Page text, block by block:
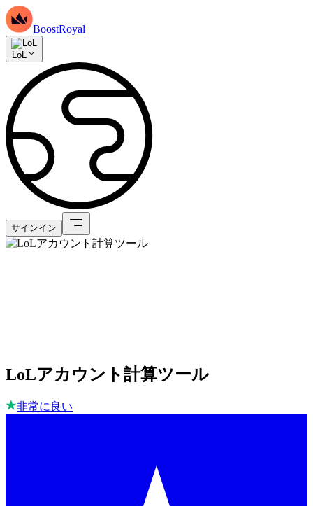
BoostRoyal
LoL
サインイン
LoLアカウント計算ツール
非常に良い